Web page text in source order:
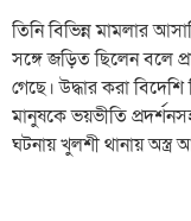
তিনি বিভিন্ন মামলার
সঙ্গে জড়িত ছিলেন বলে
গেছে। উদ্ধার করা
মানুষকে ভয়ভীতি
ঘটনায় খুলশী থানায় অস্ত্র